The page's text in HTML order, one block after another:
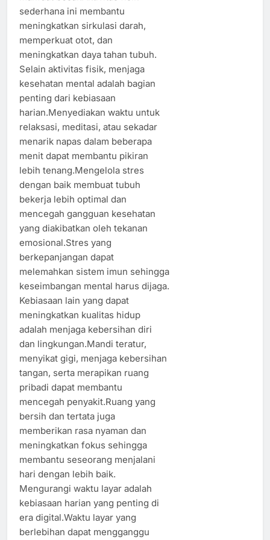
sederhana ini membantu
meningkatkan sirkulasi darah,
memperkuat otot, dan
meningkatkan daya tahan tubuh.
Selain aktivitas fisik, menjaga
kesehatan mental adalah bagian
penting dari kebiasaan
harian.Menyediakan waktu untuk
relaksasi, meditasi, atau sekadar
menarik napas dalam beberapa
menit dapat membantu pikiran
lebih tenang.Mengelola stres
dengan baik membuat tubuh
bekerja lebih optimal dan
mencegah gangguan kesehatan
yang diakibatkan oleh tekanan
emosional.Stres yang
berkepanjangan dapat
melemahkan sistem imun sehingga
keseimbangan mental harus dijaga.
Kebiasaan lain yang dapat
meningkatkan kualitas hidup
adalah menjaga kebersihan diri
dan lingkungan.Mandi teratur,
menyikat gigi, menjaga kebersihan
tangan, serta merapikan ruang
pribadi dapat membantu
mencegah penyakit.Ruang yang
bersih dan tertata juga
memberikan rasa nyaman dan
meningkatkan fokus sehingga
membantu seseorang menjalani
hari dengan lebih baik.
Mengurangi waktu layar adalah
kebiasaan harian yang penting di
era digital.Waktu layar yang
berlebihan dapat mengganggu